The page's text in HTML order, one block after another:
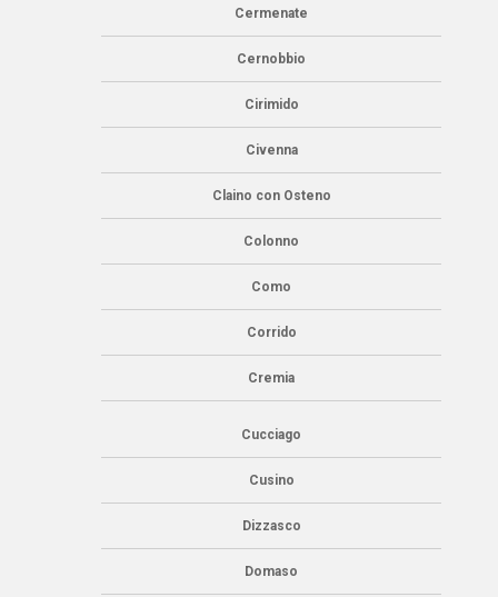
Cermenate
Cernobbio
Cirimido
Civenna
Claino con Osteno
Colonno
Como
Corrido
Cremia
Cucciago
Cusino
Dizzasco
Domaso